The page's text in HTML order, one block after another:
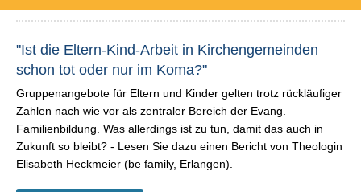
"Ist die Eltern-Kind-Arbeit in Kirchengemeinden
schon tot oder nur im Koma?"
Gruppenangebote für Eltern und Kinder gelten trotz rückläufiger
Zahlen nach wie vor als zentraler Bereich der Evang.
Familienbildung. Was allerdings ist zu tun, damit das auch in
Zukunft so bleibt? - Lesen Sie dazu einen Bericht von Theologin
Elisabeth Heckmeier (be family, Erlangen).